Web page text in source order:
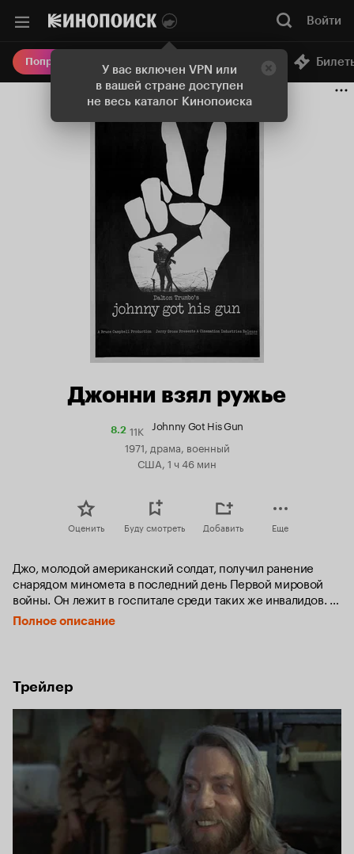
У вас включен VPN или
в вашей стране доступен
не весь каталог Кинопоиска
Войти
Попробовать Плюс Онлайн-кинотеатр
Джонни взял ружье
8.2Рейтинг
Кинопоиска
11K Johnny Got His Gun
1971, драма, военный
США, 1 ч 46 мин
Оценить Буду смотреть Добавить Еще
Джо, молодой американский солдат, получил ранение
снарядом миномета в последний день Первой мировой
войны. Он лежит в госпитале среди таких же инвалидов.
Сохранив способность мыслить, он заново переживает
свою жизнь через странные мечты и воспоминания, не
Полное описание
Трейлер